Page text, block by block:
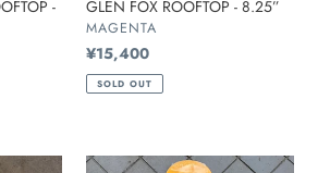
-
GLEN FOX ROOFTOP - 8.25”
販
売
MAGENTA
通
常
価
¥15,400
SOLD OUT
[POLAR